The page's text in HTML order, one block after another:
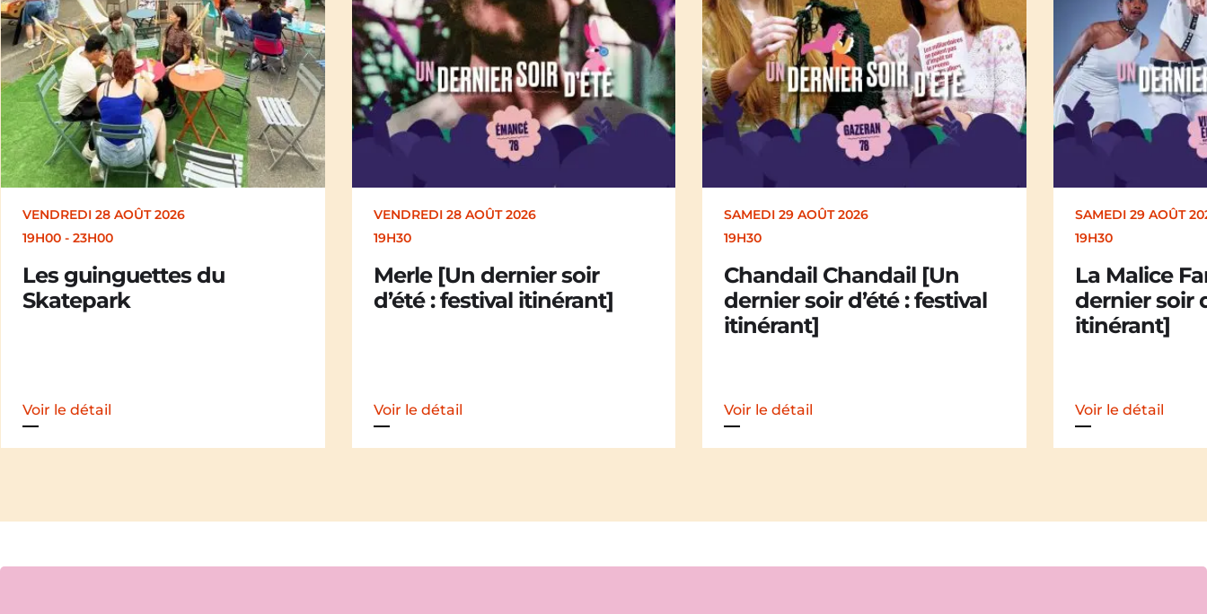
VENDREDI 28 AOÛT 2026
19H30
Merle [Un dernier soir
d’été : festival itinérant]
Voir le détail
SAMEDI 29 AOÛT 2026
19H30
Chandail Chandail [Un
dernier soir d’été : festival
Voir le détail
SAMEDI 29 AOÛT 2026
19H30
La Malice Family [Un
dernier soir d’été : festival
itinérant]
Voir le détail
DIMANCHE 30
17H00
Kakamü
d’été :
Voir le détail